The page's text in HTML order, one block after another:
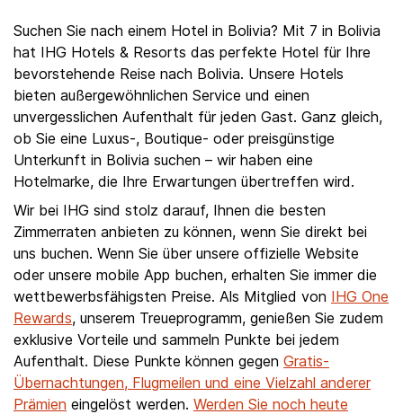
Suchen Sie nach einem Hotel in Bolivia? Mit 7 in Bolivia
hat IHG Hotels & Resorts das perfekte Hotel für Ihre
bevorstehende Reise nach Bolivia. Unsere Hotels
bieten außergewöhnlichen Service und einen
unvergesslichen Aufenthalt für jeden Gast. Ganz gleich,
ob Sie eine Luxus-, Boutique- oder preisgünstige
Unterkunft in Bolivia suchen – wir haben eine
Hotelmarke, die Ihre Erwartungen übertreffen wird.
Wir bei IHG sind stolz darauf, Ihnen die besten
Zimmerraten anbieten zu können, wenn Sie direkt bei
uns buchen. Wenn Sie über unsere offizielle Website
oder unsere mobile App buchen, erhalten Sie immer die
wettbewerbsfähigsten Preise. Als Mitglied von IHG One
Rewards, unserem Treueprogramm, genießen Sie zudem
exklusive Vorteile und sammeln Punkte bei jedem
Aufenthalt. Diese Punkte können gegen Gratis-
Übernachtungen, Flugmeilen und eine Vielzahl anderer
Prämien eingelöst werden. Werden Sie noch heute